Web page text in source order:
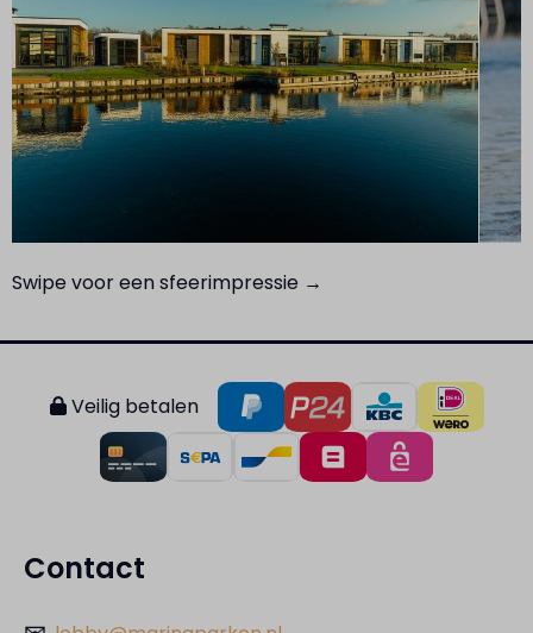
Swipe voor een sfeerimpressie →
Veilig betalen
Contact